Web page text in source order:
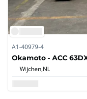
A1-40979-4
Okamoto - ACC
Wijchen,NL